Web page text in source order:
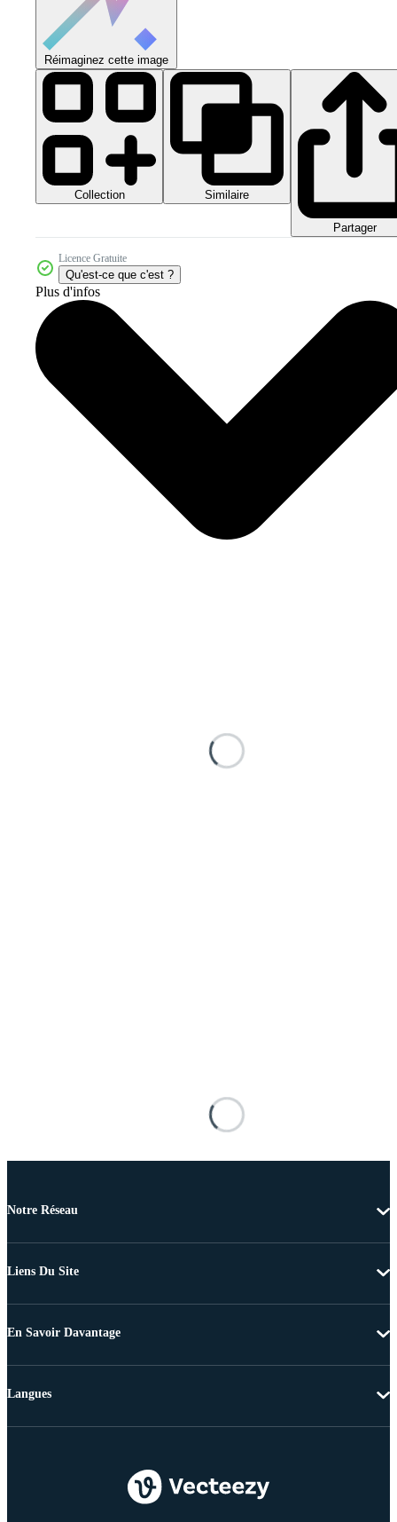
Réimaginez cette image
Collection Similaire
Partager
Licence Gratuite
Qu'est-ce que c'est ?
Plus d'infos
Notre Réseau
Liens Du Site
En Savoir Davantage
Langues